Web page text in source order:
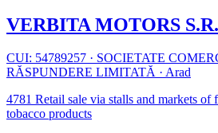
VERBITA MOTORS
CUI: 54789257 · SOCIETATE
RĂSPUNDERE LIMITATĂ · Arad
4781 Retail sale via stalls and markets of
tobacco products